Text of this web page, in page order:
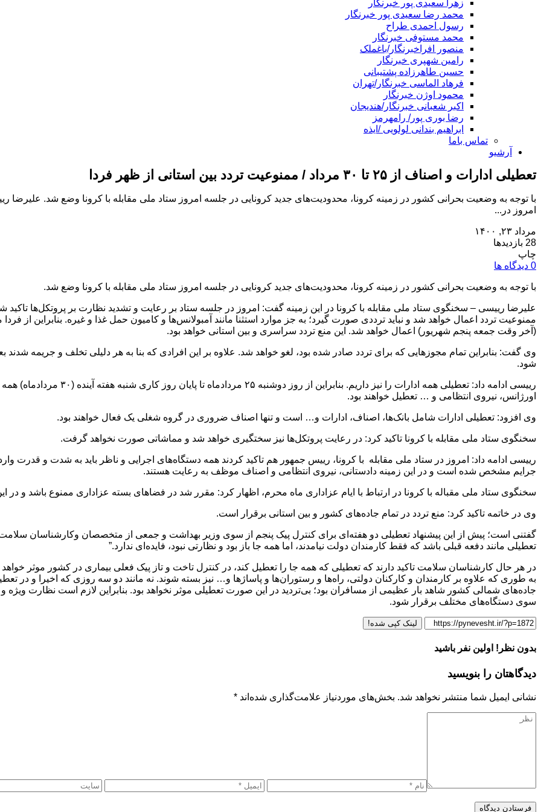
زهرا سعیدی پور خبرنگار
محمد رضا سعیدی پور خبرنگار
رسول احمدی طراح
محمد مستوفی خبرنگار
منصور افراخبرنگار/باغملک
رامین شهپری خبرنگار
حسین طاهرزاده پشتیبانی
فرهاد الماسی خبرنگار/تهران
محمود اوژن خبرنگار
اکبر شعبانی خبرنگار/هندیجان
رضا بوری پور/ رامهرمز
ابراهیم بندانی لولویی /ایذه
تماس باما
آرشیو
تعطیلی ادارات و اصناف از ۲۵ تا ۳۰ مرداد / ممنوعیت تردد بین استانی از ظهر فردا
با توجه به وضعیت بحرانی کشور در زمینه کرونا، محدودیت‌های جدید کرونایی در جلسه امروز ستاد ملی مقابله با کرونا وضع شد. علیرضا
امروز در...
مرداد ۲۳, ۱۴۰۰
28 بازدیدها
چاپ
0 دیدگاه ها
با توجه به وضعیت بحرانی کشور در زمینه کرونا، محدودیت‌های جدید کرونایی در جلسه امروز ستاد ملی مقابله با کرونا وضع شد.
(آخر وقت جمعه پنجم شهریور) اعمال خواهد شد. این منع تردد سراسری و بین استانی خواهد بود.
وی گفت: بنابراین تمام مجوزهایی که برای تردد صادر شده بود، لغو خواهد شد. علاوه بر این افرادی که بنا به هر دلیلی تخلف و جریمه
شود.
رییسی ادامه داد: تعطیلی همه ادارات را
اورژانس، نیروی انتظامی و … تعطیل خواهند بود.
وی افزود: تعطیلی ادارات شامل بانک‌ها، اصناف، ادارات و… است و تنها اصناف ضروری در گروه شغلی یک فعال خواهند بود.
سخنگوی ستاد ملی مقابله با کرونا تاکید کرد: در رعایت پروتکل‌ها نیز سختگیری خواهد شد و مماشاتی صورت نخواهد گرفت.
رییسی ادامه داد: امروز در ستاد ملی مقابله با کرونا، رییس جمهور هم تاکید کردند همه دستگاه‌های اجرایی و ناظر باید به شدت و قدرت
جرایم مشخص شده است و در این زمینه دادستانی، نیروی انتظامی و اصناف موظف به رعایت هستند.
سخنگوی ستاد ملی مقباله با کرونا در ارتباط با ایام عزاداری ماه محرم، اظهار کرد: مقرر شد در فضاهای بسته عزاداری ممنوع باشد و در
وی در خاتمه تاکید کرد: منع تردد در تمام جاده‌های کشور و بین استانی برقرار است.
گفتنی است؛ پیش از این پیشنهاد تعطیلی دو هفته‌ای برای کنترل پیک پنجم از سوی وزیر بهداشت و جمعی از متخصصان وکارشناسان
تعطیلی مانند دفعه قبلی باشد که فقط کارمندان دولت نیامدند، اما همه جا باز بود و نظارتی نبود، فایده‌ای ندارد.”
در هر حال کارشناسان سلامت تاکید دارند که تعطیلی که همه جا را تعطیل کند، در کنترل تاخت و تاز پیک فعلی بیماری در کشور موثر خواهد
به طوری که علاوه بر کارمندان و کارکنان دولتی، راه‌ها و رستوران‌ها و پاساژها و… نیز بسته شوند. نه مانند دو سه روزی که اخیرا و در
جاده‌های شمالی کشور شاهد بار عظیمی از مسافران بود؛ بی‌تردید در این صورت تعطیلی موثر نخواهد بود. بنابراین لازم است نظارت ویژه
سوی دستگاه‌های مختلف برقرار شود.
لینک کپی شده!
بدون نظر! اولین نفر باشید
دیدگاهتان را بنویسید
نشانی ایمیل شما منتشر نخواهد شد. بخش‌های موردنیاز علامت‌گذاری شده‌اند *